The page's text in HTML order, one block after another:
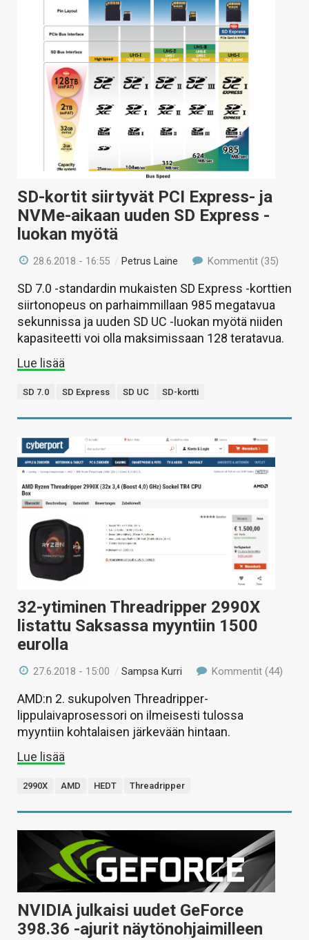
SD-kortit siirtyvät PCI Express- ja
NVMe-aikaan uuden SD Express -
luokan myötä
28.6.2018 - 16:55 /Petrus Laine Kommentit (35)
SD 7.0 -standardin mukaisten SD Express -korttien
siirtonopeus on parhaimmillaan 985 megatavua
sekunnissa ja uuden SD UC -luokan myötä niiden
kapasiteetti voi olla maksimissaan 128 teratavua.
Lue lisää
SD 7.0 SD Express SD UC SD-kortti
32-ytiminen Threadripper 2990X
listattu Saksassa myyntiin 1500
eurolla
27.6.2018 - 15:00 /Sampsa Kurri Kommentit (44)
AMD:n 2. sukupolven Threadripper-
lippulaivaprosessori on ilmeisesti tulossa
myyntiin kohtalaisen järkevään hintaan.
Lue lisää
2990X AMD HEDT Threadripper
NVIDIA julkaisi uudet GeForce
398.36 -ajurit näytönohjaimilleen